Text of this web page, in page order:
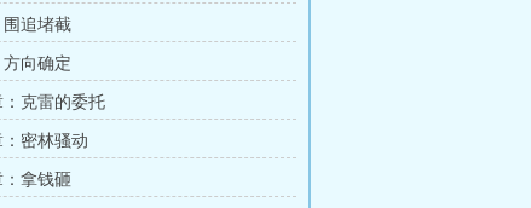
追堵截
向确定
克雷的委托
密林骚动
拿钱砸